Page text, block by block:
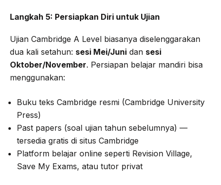
Langkah 5: Persiapkan Diri untuk Ujian
Ujian Cambridge A Level biasanya diselenggarakan
dua kali setahun: sesi Mei/Juni dan sesi
Oktober/November. Persiapan belajar mandiri bisa
menggunakan:
Buku teks Cambridge resmi (Cambridge University
Press)
Past papers (soal ujian tahun sebelumnya) —
tersedia gratis di situs Cambridge
Platform belajar online seperti Revision Village,
Save My Exams, atau tutor privat